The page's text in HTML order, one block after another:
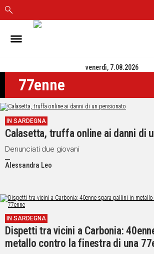
IN
CAGLIARI
SASSARI
NUORO
ORISTANO
SULCIS
GALLURA
OGLIASTRA
MEDIO
ALTRE
NOTIZIE
POLITICA
IN
ITALIA
venerdì, 7.08.2026
77enne
IN SARDEGNA
Calasetta, truffa online ai danni di
Denunciati due giovani
Alessandra Leo
IN SARDEGNA
Dispetti tra vicini a Carbonia:
metallo contro la finestra di una